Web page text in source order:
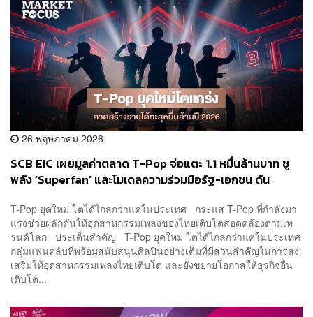
26 พฤษภาคม 2026
SCB EIC เผยมูลค่าตลาด T-Pop จ่อแตะ 1.1 หมื่นล้านบาท ชู
พลัง ‘Superfan’ และโมเดลความร่วมมือรัฐ-เอกชน ดัน
T-Pop ยุคใหม่ โตได้ไกลกว่าแค่ในประเทศ กระแส T-Pop ที่กำลังมา
แรงช่วยผลักดันให้อุตสาหกรรมเพลงของไทยเติบโตสอดคล้องตามเท
รนด์โลก ประเด็นสำคัญ T-Pop ยุคใหม่ โตได้ไกลกว่าแค่ในประเทศ
กลุ่มแฟนคลับที่พร้อมสนับสนุนศิลปินอย่างเต็มที่มีส่วนสำคัญในการส่ง
เสริมให้อุตสาหกรรมเพลงไทยเติบโต และยังขยายโอกาสให้ธุรกิจอื่น
เติบโต...